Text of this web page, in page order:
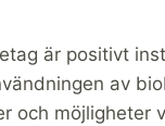
är positivt
av
och möjligheter